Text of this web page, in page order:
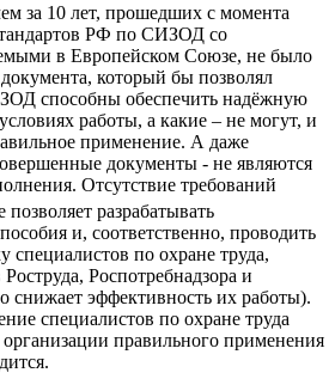
за 10 лет, прошедших с момента
РФ по СИЗОД со
в Европейском Союзе, не было
который бы позволял
способны обеспечить надёжную
работы, а какие – не могут, и
применение. А даже
документы - не являются
Отсутствие требований
позволяет разрабатывать
и, соответственно, проводить
специалистов по охране труда,
Роспотребнадзора и
снижает эффективность их работы).
специалистов по охране труда
правильного применения